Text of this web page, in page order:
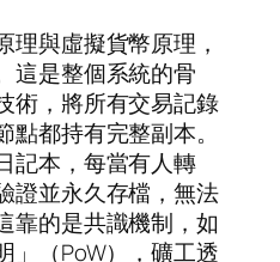
理與虛擬貨幣原理，
這是整個系統的骨
術，將所有交易記錄
都持有完整副本。
記本，每當有人轉
證並永久存檔，無法
靠的是共識機制，如
」（PoW），礦工透